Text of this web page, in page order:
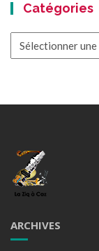
Catégories
ARCHIVES